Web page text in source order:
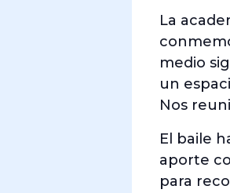
La
medio
un
Nos
El baile
aporte
para